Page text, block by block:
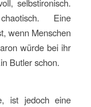
selbstironisch.
Eine
wenn Menschen
würde bei ihr
Butler schon.
ist jedoch eine